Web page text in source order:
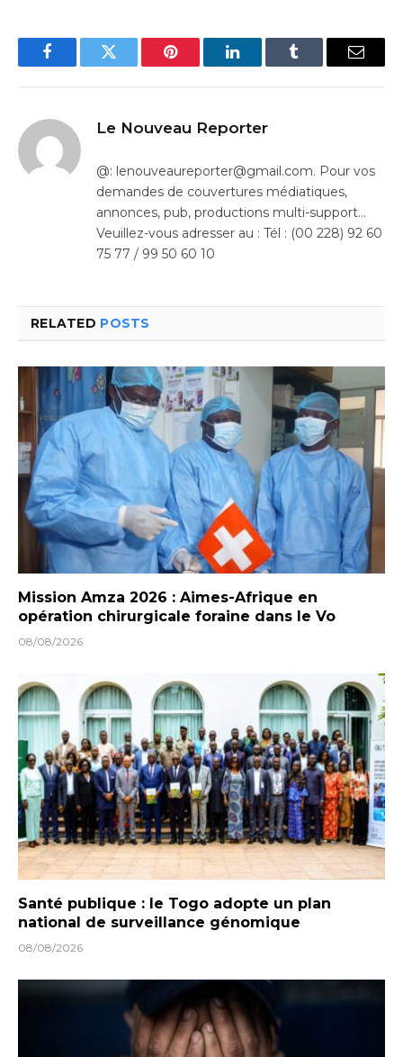
FacebookTwitter Pinterest LinkedInTumblr Email
Le Nouveau Reporter
@: lenouveaureporter@gmail.com. Pour vos
demandes de couvertures médiatiques,
annonces, pub, productions multi-support…
Veuillez-vous adresser au : Tél : (00 228) 92 60
75 77 / 99 50 60 10
RELATED POSTS
Mission Amza 2026 : Aimes-Afrique en
opération chirurgicale foraine dans le Vo
08/08/2026
Santé publique : le Togo adopte un plan
national de surveillance génomique
08/08/2026